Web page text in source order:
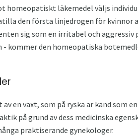
homeopatiskt läkemedel väljs
den första linjedrogen för kvinnor
sig som en irritabel och aggressiv
- kommer den homeopatiska
en växt, som på ryska är känd som
på grund av dess medicinska
praktiserande gynekologer.